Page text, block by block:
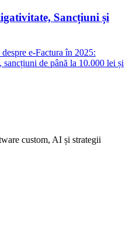
Sancțiuni și
e-Factura în 2025:
de până la 10.000 lei și
custom, AI și strategii